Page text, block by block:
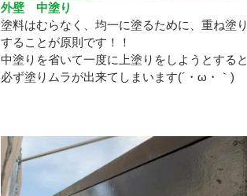
外壁 中塗り
塗料はむらなく、均一に塗るために、重ね塗り
することが原則です！！
中塗りを省いて一度に上塗りをしようとすると
必ず塗りムラが出来てしまいます(´・ω・｀)